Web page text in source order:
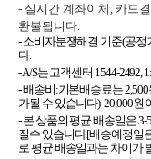
- 실시간 계좌이체, 카드
환불됩니다.
- 소비자분쟁해결 기준(공
다.
- A/S는 고객센터 1544-
- 배송비:기본배송료는
가될 수 있습니다) 20,000원
- 본 상품의 평균 배송일은
질수 있습니다.[배송예정일
로 평균 배송일과는 차이가